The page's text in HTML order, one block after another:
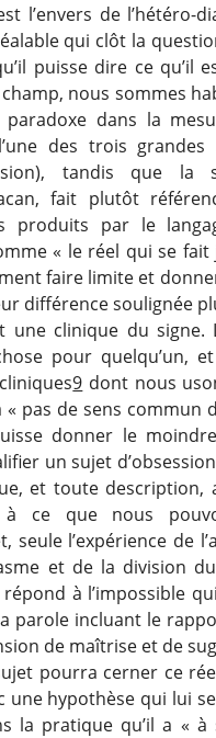
l’envers de l’hétéro-
qui clôt la
puisse dire ce qu’il
nous sommes
paradoxe dans la
des trois
tandis que
fait plutôt
produits par le
« le réel qui se fait
faire limite et
différence soulignée
une clinique du signe.
pour quelqu’un,
9 dont nous
« pas de sens commun
donner le
un sujet
et toute
à ce que nous
seule l’expérience de
et de la division
à l’impossible
parole incluant le
de maîtrise et de
pourra cerner ce
une hypothèse qui lui
la pratique qu’il a «